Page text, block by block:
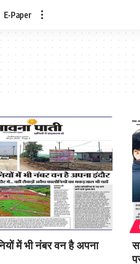
E-Paper
में भी नंबर वन है अपना